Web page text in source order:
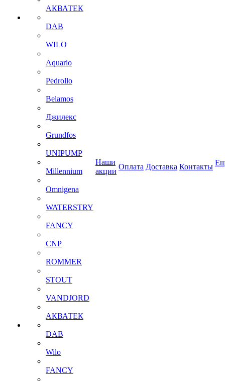
АКВАТЕК
DAB
WILO
Aquario
Pedrollo
Belamos
Джилекс
Grundfos
UNIPUMP
Millennium
Omnigena
WATERSTRY
FANCY
CNP
ROMMER
STOUT
VANDJORD
АКВАТЕК
DAB
Wilo
FANCY
Наши
акции
Оплата Доставка Контакты